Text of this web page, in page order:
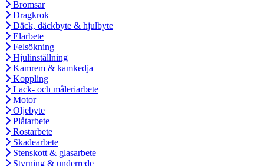
Bromsar
Dragkrok
Däck, däckbyte & hjulbyte
Elarbete
Felsökning
Hjulinställning
Kamrem & kamkedja
Koppling
Lack- och måleriarbete
Motor
Oljebyte
Plåtarbete
Rostarbete
Skadearbete
Stenskott & glasarbete
Styrning & underrede